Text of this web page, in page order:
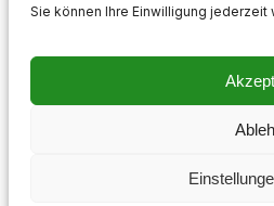
Sie können Ihre Einwilligung